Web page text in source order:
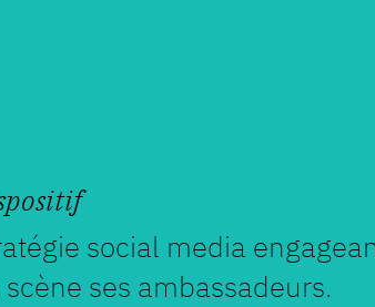
social media
scène ses ambassadeurs.